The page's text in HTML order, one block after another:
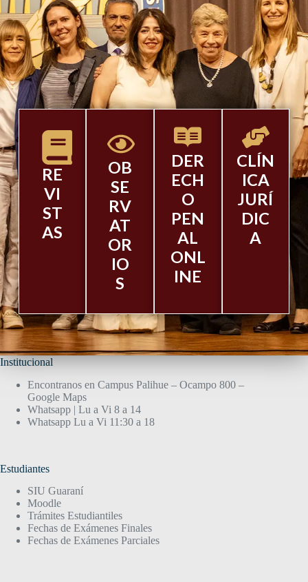
RE
VI
ST
AS
OB
SE
RV
AT
OR
IO
S
DER
ECH
O
PEN
AL
ONL
INE
CLÍN
ICA
JURÍ
DIC
A
Institucional
Encontranos en Campus Palihue – Ocampo 800 –
Google Maps
Whatsapp | Lu a Vi 8 a 14
Whatsapp Lu a Vi 11:30 a 18
Estudiantes
SIU Guaraní
Moodle
Trámites Estudiantiles
Fechas de Exámenes Finales
Fechas de Exámenes Parciales